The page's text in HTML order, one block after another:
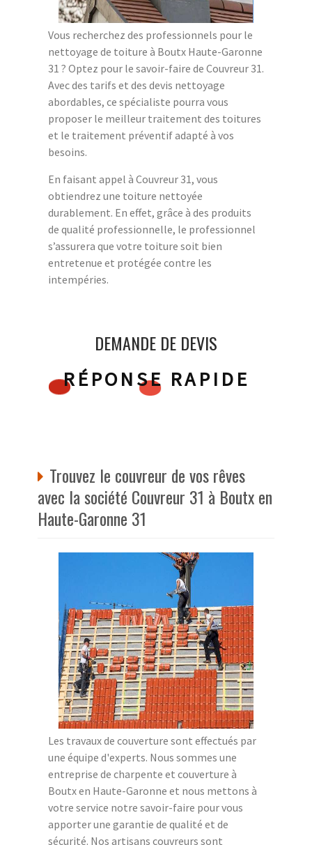
Vous recherchez des professionnels pour le
nettoyage de toiture à Boutx Haute-Garonne
31 ? Optez pour le savoir-faire de Couvreur 31.
Avec des tarifs et des devis nettoyage
abordables, ce spécialiste pourra vous
proposer le meilleur traitement des toitures
et le traitement préventif adapté à vos
besoins.
En faisant appel à Couvreur 31, vous
obtiendrez une toiture nettoyée
durablement. En effet, grâce à des produits
de qualité professionnelle, le professionnel
s’assurera que votre toiture soit bien
entretenue et protégée contre les
intempéries.
DEMANDE DE DEVIS
RÉPONSE RAPIDE
Trouvez le couvreur de vos rêves
avec la société Couvreur 31 à Boutx en
Haute-Garonne 31
Les travaux de couverture sont effectués par
une équipe d'experts. Nous sommes une
entreprise de charpente et couverture à
Boutx en Haute-Garonne et nous mettons à
votre service notre savoir-faire pour vous
apporter une garantie de qualité et de
sécurité. Nos artisans couvreurs sont